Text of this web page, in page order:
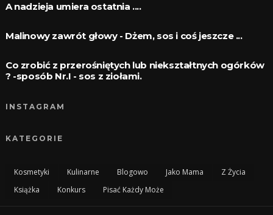
A nadzieja umiera ostatnia ....
Malinowy zawrót głowy - Dżem, sos i coś jeszcze ...
Co zrobić z przerośniętych lub niekształtnych ogórków
? -sposób Nr.I - sos z ziołami.
INSTAGRAM
KATEGORIE
Kosmetyki Kulinarne Blogowo Jako Mama
Z Życia
Książka
Konkurs Pisać Każdy Może